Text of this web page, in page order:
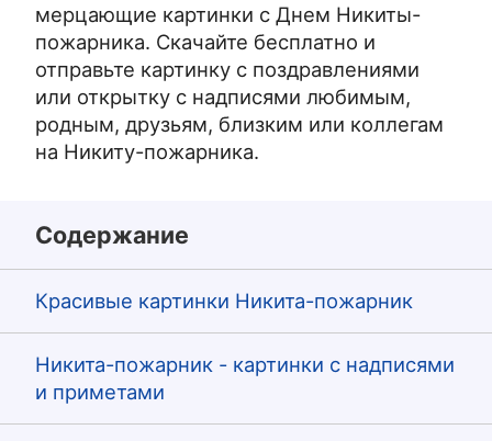
мерцающие картинки с Днем Никиты-
пожарника. Скачайте бесплатно и
отправьте картинку с поздравлениями
или открытку с надписями любимым,
родным, друзьям, близким или коллегам
на Никиту-пожарника.
Содержание
Красивые картинки Никита-пожарник
Никита-пожарник - картинки с надписями
и приметами